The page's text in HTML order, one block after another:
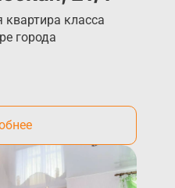
класса
города